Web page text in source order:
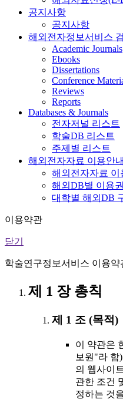
공지사항
공지사항
해외전자정보서비스
Academic Journals
Ebooks
Dissertations
Conference
Reviews
Reports
Databases & Journals
전자저널 리스트
학술DB 리스트
주제별 리스트
해외전자자료 이용안내
해외전자자료 이
해외DB별 이용
대학별 해외DB
이용약관
닫기
학술연구정보서비스 이용약
제 1 장 총칙
제 1 조 (목적)
이 약관은
보원"라 함
의 웹사이
관한 조건
정하는 것